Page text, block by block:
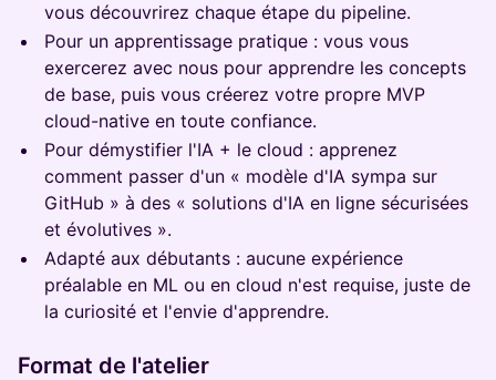
vous découvrirez chaque étape du pipeline.
Pour un apprentissage pratique : vous vous
exercerez avec nous pour apprendre les concepts
de base, puis vous créerez votre propre MVP
cloud-native en toute confiance.
Pour démystifier l'IA + le cloud : apprenez
comment passer d'un « modèle d'IA sympa sur
GitHub » à des « solutions d'IA en ligne sécurisées
et évolutives ».
Adapté aux débutants : aucune expérience
préalable en ML ou en cloud n'est requise, juste de
la curiosité et l'envie d'apprendre.
Format de l'atelier